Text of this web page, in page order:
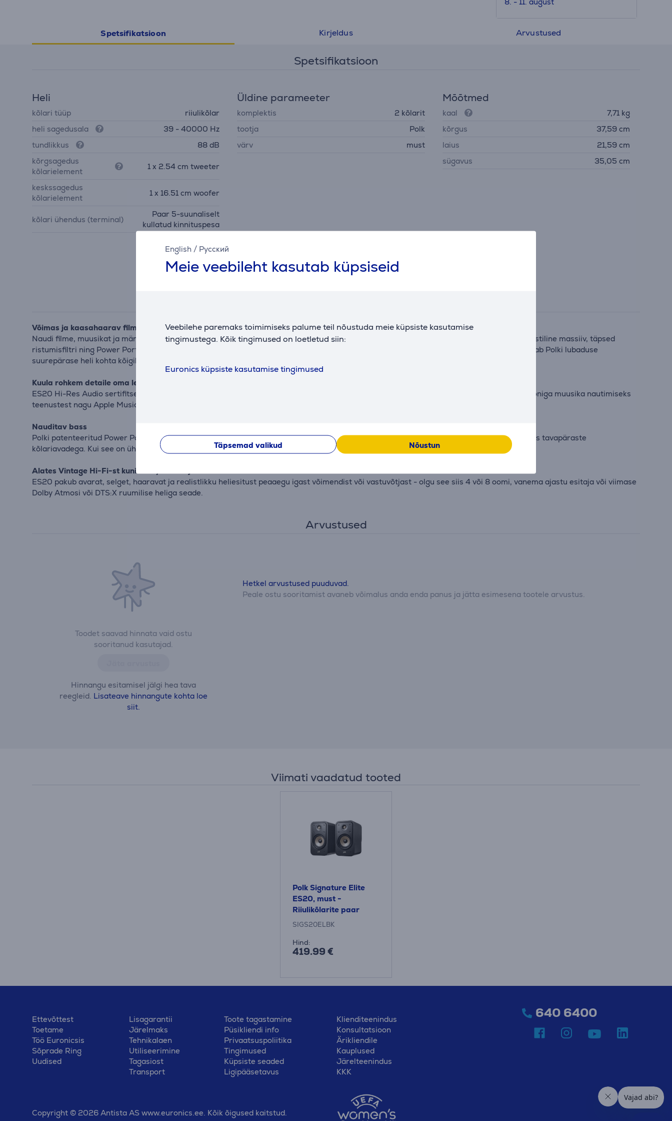
English / Русский
Meie veebileht kasutab küpsiseid
Veebilehe paremaks toimimiseks palume teil nõustuda meie küpsiste kasutamise
tingimustega. Kõik tingimused on loetletud siin:
Euronics küpsiste kasutamise tingimused
Täpsemad valikud Nõustun
Spetsifikatsioon Kirjeldus Arvustused
Spetsifikatsioon
Heli
kõlari tüüp
riiulikõlar
heli sagedusala
39 - 40000 Hz
tundlikkus
88 dB
kõrgsagedus
kõlarielement
1 x 2.54 cm tweeter
keskssagedus
kõlarielement
1 x 16.51 cm woofer
kõlari ühendus (terminal)
Paar 5-suunaliselt
kullatud kinnituspesa
Üldine parameeter
komplektis
2 kõlarit
tootja
Polk
värv
must
Mõõtmed
kaal
7,71 kg
kõrgus
37,59 cm
laius
21,59 cm
sügavus
35,05 cm
Võimas ja kaasahaarav filmi-, TV-, muusika- ja mänguelamus
Naudi filme, muusikat ja mänge kõrge resolutsioonilise Hi-Fi heliga. Polk kõrge sooritusvõimega ES20 riiulikõlaril on Dynamic Balance akustiline massiiv, täpsed
ristumisfiltri ning Power Port bassi parendav tehnoloogia. Hi-Res Audio sertifitseeritud ja taskukohase hinnaga, Signature Elite ES20 täidab Polki lubaduse
suurepärase heli kohta kõigile.
Kuula rohkem detaile oma lemmikmuusikast ja -filmidest
ES20 Hi-Res Audio sertifitseeritud Terylene tweeter pakub kristallselgeid kõrgeid sagedusi (40kHz+). Need on ideaalsed kõrge resolutsiooniga muusika nautimiseks
teenustest nagu Apple Music, Tidal, Amazon Music HD, Qobuz ja Spotify HiFi, jpm.
Nauditav bass
Polki patenteeritud Power Port disain pakub suuremat pindala ja sujuvamat õhuvoolu rohkema väljundiga ja vähem moonutusega võrreldes tavapäraste
kõlariavadega. Kui see on ühendatud ES20 võimsa 6,5-tollise madalsageduskõlariga, tähendab see nauditavamat bassi.
Alates Vintage Hi-Fi-st kuni Dolby Atmos ja DTS:X-teni
ES20 pakub avarat, selget, haaravat ja realistlikku heliesitust peaaegu igast võimendist või vastuvõtjast - olgu see siis 4 või 8 oomi, vanema ajastu esitaja või viimase
Dolby Atmosi või DTS:X ruumilise heliga seade.
Arvustused
Toodet saavad hinnata vaid ostu
sooritanud kasutajad.
Hinnangu esitamisel jälgi hea tava
reegleid. Lisateave hinnangute kohta loe
siit.
Hetkel arvustused puuduvad.
Peale ostu sooritamist avaneb võimalus anda enda panus ja jätta esimesena tootele arvustus.
Viimati vaadatud tooted
Polk Signature Elite
ES20, must -
Riiulikõlarite paar
SIGS20ELBK
Hind:
419.99 €
Ettevõttest
Toetame
Töö Euronicsis
Sõprade Ring
Uudised
Lisagarantii
Järelmaks
Tehnikalaen
Utiliseerimine
Tagasiost
Transport
Toote tagastamine
Püsikliendi info
Privaatsuspoliitika
Tingimused
Küpsiste seaded
Ligipääsetavus
Klienditeenindus
Konsultatsioon
Ärikliendile
Kauplused
Järelteenindus
KKK
640 6400
Copyright © 2026 Antista AS www.euronics.ee. Kõik õigused kaitstud.